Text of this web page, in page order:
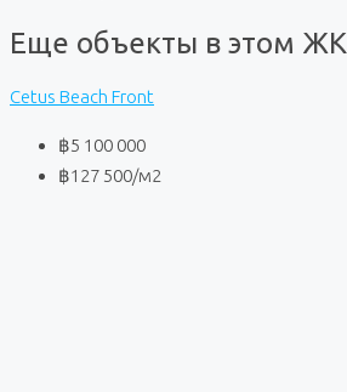
Еще объекты в этом ЖК
Cetus Beach Front
฿5 100 000
฿127 500/м2